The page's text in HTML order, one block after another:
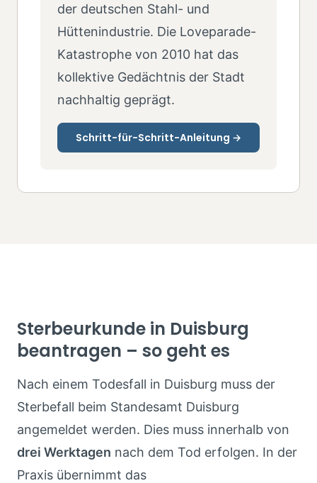
der deutschen Stahl- und
Hüttenindustrie. Die Loveparade-
Katastrophe von 2010 hat das
kollektive Gedächtnis der Stadt
nachhaltig geprägt.
Schritt-für-Schritt-Anleitung →
Sterbeurkunde in Duisburg
beantragen – so geht es
Nach einem Todesfall in Duisburg muss der
Sterbefall beim Standesamt Duisburg
angemeldet werden. Dies muss innerhalb von
drei Werktagen nach dem Tod erfolgen. In der
Praxis übernimmt das